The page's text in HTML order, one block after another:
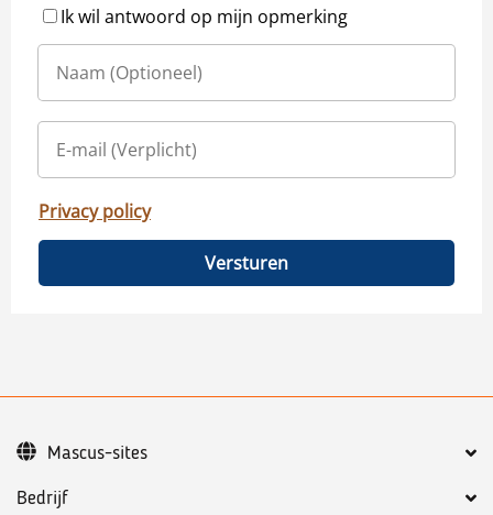
Ik wil antwoord op mijn opmerking
Privacy policy
Versturen
Bedrijf
Mascus-sites